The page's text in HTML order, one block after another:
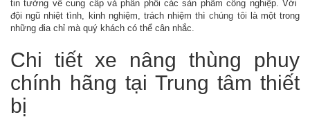
bị
điện
Bảo
hộ
lao
động
Vệ
tin tưởng về cung cấp và phân phối các sản phẩm công nghiệp. Với
đội ngũ nhiệt tình, kinh nghiệm, trách nhiệm thìchúng tôi là một trong
những đia chỉ mà quý khách có thể cân nhắc.
Chi tiết xe nâng thùng phuy
chính hãng tại Trung tâm thiết
bị